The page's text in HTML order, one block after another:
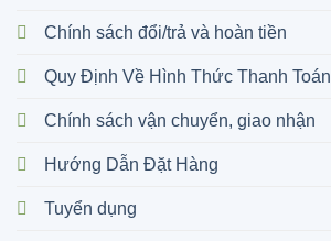
Chính sách đổi/trả và hoàn tiền
Quy Định Về Hình Thức Thanh Toán
Chính sách vận chuyển, giao nhận
Hướng Dẫn Đặt Hàng
Tuyển dụng